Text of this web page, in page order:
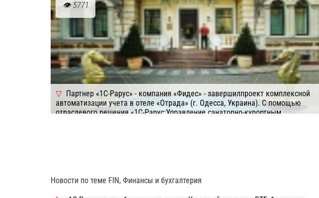
Компания: 1C-Рарус Система/ПО: 1C (УПП Предприятие)
5771
Партнер «1С-Рарус» - компания «Фидес» - завершилпроект комплексной
автоматизации учета в отеле «Отрада» (г. Одесса, Украина). С помощью
отраслевого решения «1С-Рарус:Управление санаторно-курортным
Компания: 1C-Рарус
Новости по теме FIN, Финансы и бухгалтерия